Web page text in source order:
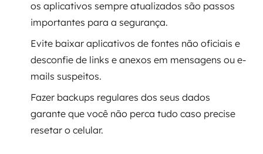
Sustentação de aplicações
SRE / DevOps
Monitoramento 24x7
Suporte a banco de dados
FinOps
os aplicativos sempre atualizados são passos
importantes para a segurança.
Evite baixar aplicativos de fontes não oficiais e
desconfie de links e anexos em mensagens ou e-
mails suspeitos.
Fazer backups regulares dos seus dados
garante que você não perca tudo caso precise
resetar o celular.